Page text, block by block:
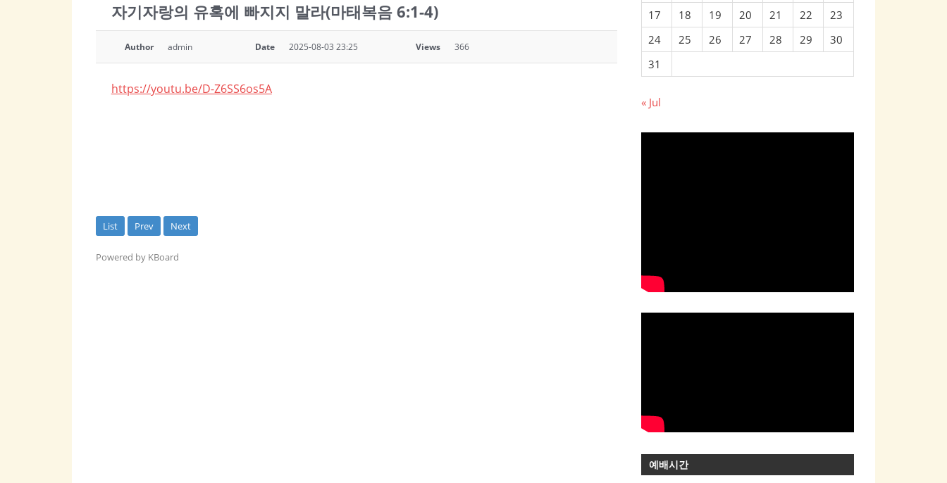
자기자랑의 유혹에 빠지지 말라(마태복음 6:1-4)
Author admin Date 2025-08-03 23:25 Views 366
https://youtu.be/D-Z6SS6os5A
List Prev Next
Powered by KBoard
17
18 19 20 21 22
23
24
25 26 27 28 29
30
31
« Jul
예배시간